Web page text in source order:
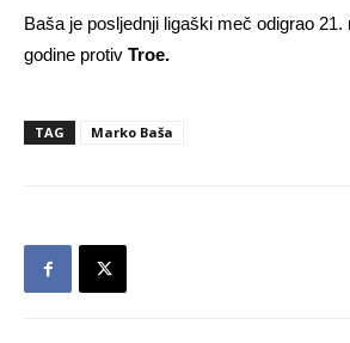
Baša je posljednji ligaški meč odigrao 21.
godine protiv Troe.
TAG Marko Baša